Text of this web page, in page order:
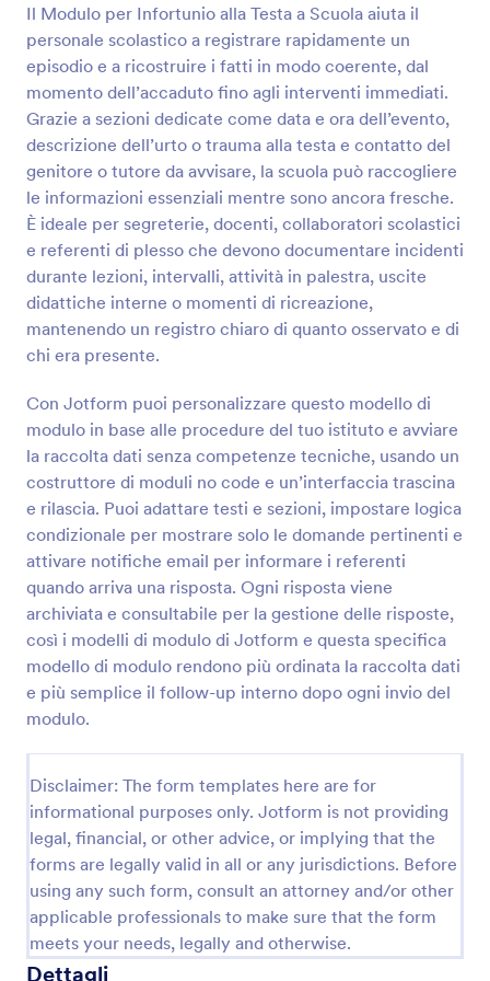
Il Modulo per Infortunio alla Testa a Scuola aiuta il
personale scolastico a registrare rapidamente un
episodio e a ricostruire i fatti in modo coerente, dal
momento dell’accaduto fino agli interventi immediati.
Grazie a sezioni dedicate come data e ora dell’evento,
descrizione dell’urto o trauma alla testa e contatto del
genitore o tutore da avvisare, la scuola può raccogliere
le informazioni essenziali mentre sono ancora fresche.
È ideale per segreterie, docenti, collaboratori scolastici
e referenti di plesso che devono documentare incidenti
durante lezioni, intervalli, attività in palestra, uscite
didattiche interne o momenti di ricreazione,
mantenendo un registro chiaro di quanto osservato e di
chi era presente.
Con Jotform puoi personalizzare questo modello di
modulo in base alle procedure del tuo istituto e avviare
la raccolta dati senza competenze tecniche, usando un
costruttore di moduli no code e un’interfaccia trascina
e rilascia. Puoi adattare testi e sezioni, impostare logica
condizionale per mostrare solo le domande pertinenti e
attivare notifiche email per informare i referenti
quando arriva una risposta. Ogni risposta viene
archiviata e consultabile per la gestione delle risposte,
così i modelli di modulo di Jotform e questa specifica
modello di modulo rendono più ordinata la raccolta dati
e più semplice il follow-up interno dopo ogni invio del
modulo.
Disclaimer: The form templates here are for
informational purposes only. Jotform is not providing
legal, financial, or other advice, or implying that the
forms are legally valid in all or any jurisdictions. Before
using any such form, consult an attorney and/or other
applicable professionals to make sure that the form
meets your needs, legally and otherwise.
Dettagli
Anteprima
Modulo Di Segnalazione Qualità
Raccogli e organizza segnalazioni di non conformità
e problemi operativi con il Modulo di Segnalazione
Qualità di Jotform, ideale per reparti aziendali e
team qualità che vogliono migliorare la data
collection e la gestione delle risposte.
Go to Category:
Sondaggi sulla Qualità
Anteprima